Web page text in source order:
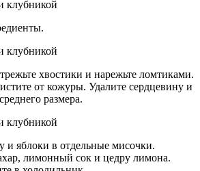
хвостики и нарежьте ломтиками.
от кожуры. Удалите сердцевину и
размера.
и яблоки в отдельные мисочки.
лимонный сок и цедру лимона.